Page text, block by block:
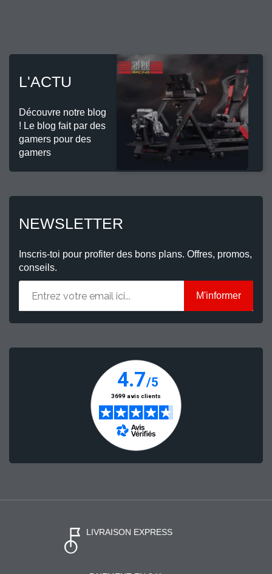
L'ACTU
Découvre notre blog
! Le blog fait par des
gamers pour des
gamers
NEWSLETTER
Inscris-toi pour profiter des bons plans. Offres, promos,
conseils.
M'informer
LIVRAISON EXPRESS